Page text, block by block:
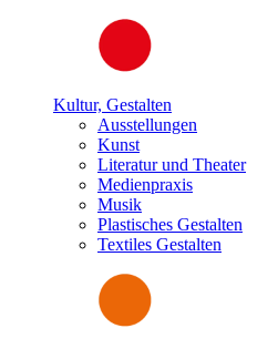
Kultur, Gestalten
Ausstellungen
Kunst
Literatur und Theater
Medienpraxis
Musik
Plastisches Gestalten
Textiles Gestalten